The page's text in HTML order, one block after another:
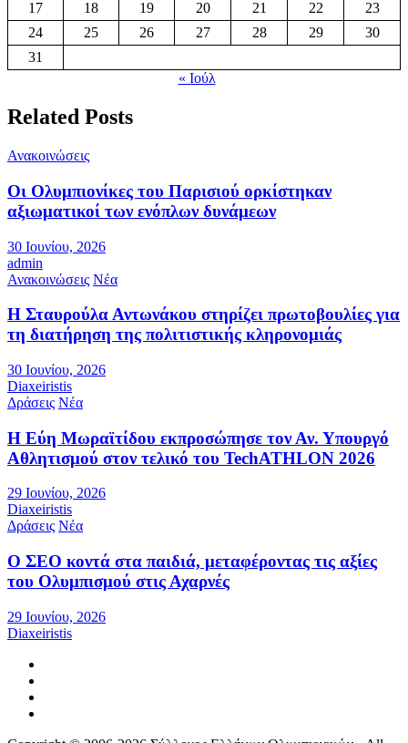
17
18 19 20 21 22
23
24
25 26 27 28 29
30
31
« Ιούλ
Related Posts
Ανακοινώσεις
Οι Ολυμπιονίκες του Παρισιού ορκίστηκαν
αξιωματικοί των ενόπλων δυνάμεων
30 Ιουνίου, 2026
admin
Ανακοινώσεις Νέα
Η Σταυρούλα Αντωνάκου στηρίζει πρωτοβουλίες για
τη διατήρηση της πολιτιστικής κληρονομιάς
30 Ιουνίου, 2026
Diaxeiristis
Δράσεις Νέα
Η Εύη Μωραϊτίδου εκπροσώπησε τον Αν. Υπουργό
Αθλητισμού στον τελικό του TechATHLON 2026
29 Ιουνίου, 2026
Diaxeiristis
Δράσεις Νέα
Ο ΣEO κοντά στα παιδιά, μεταφέροντας τις αξίες
του Ολυμπισμού στις Αχαρνές
29 Ιουνίου, 2026
Diaxeiristis